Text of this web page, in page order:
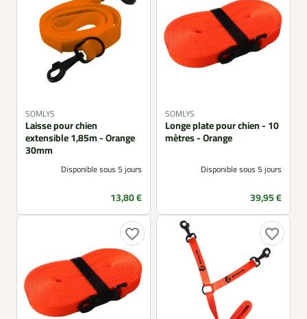
SOMLYS
Laisse pour chien
extensible 1,85m - Orange
30mm
Disponible sous 5 jours
Prix
13,80 €
SOMLYS
Longe plate pour chien - 10
mètres - Orange
Disponible sous 5 jours
Prix
39,95 €
favorite_border favorite_border